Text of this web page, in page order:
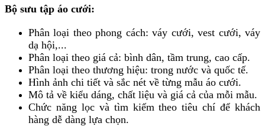
Bộ sưu tập áo cưới:
Phân loại theo phong cách: váy cưới, vest cưới, váy
dạ hội,...
Phân loại theo giá cả: bình dân, tầm trung, cao cấp.
Phân loại theo thương hiệu: trong nước và quốc tế.
Hình ảnh chi tiết và sắc nét về từng mẫu áo cưới.
Mô tả về kiểu dáng, chất liệu và giá cả của mỗi mẫu.
Chức năng lọc và tìm kiếm theo tiêu chí để khách
hàng dễ dàng lựa chọn.